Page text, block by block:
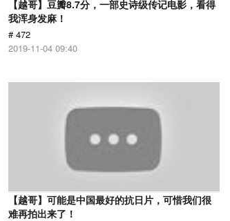
【越哥】豆瓣8.7分，一部史诗级传记电影，看得
我浑身发麻！
# 472
2019-11-04 09:40
【越哥】可能是中国最好的抗日片，可惜我们很
难再拍出来了！